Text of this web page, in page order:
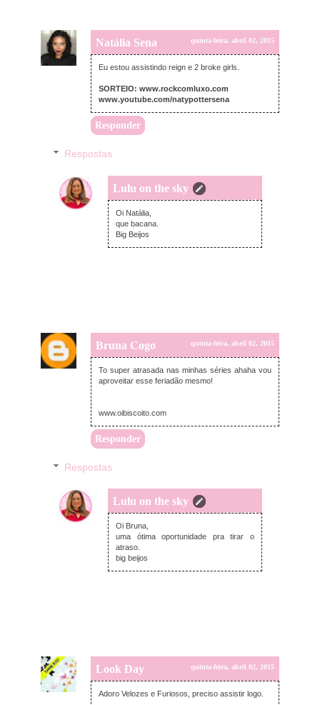
Natália Sena quinta-feira, abril 02, 2015
Eu estou assistindo reign e 2 broke girls.
SORTEIO: www.rockcomluxo.com
www.youtube.com/natypottersena
Responder
Respostas
Lulu on the sky
quinta-feira, abril 02, 2015
Oi Natália,
que bacana.
Big Beijos
Bruna Cogo quinta-feira, abril 02, 2015
To super atrasada nas minhas séries ahaha vou
aproveitar esse feriadão mesmo!
www.oibiscoito.com
Responder
Respostas
Lulu on the sky
quinta-feira, abril 02, 2015
Oi Bruna,
uma ótima oportunidade pra tirar o
atraso.
big beijos
Look Day quinta-feira, abril 02, 2015
Adoro Velozes e Furiosos, preciso assistir logo.